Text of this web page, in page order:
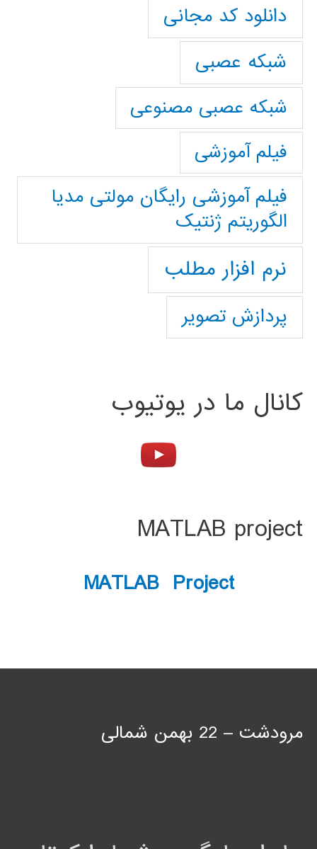
دانلود کد مجانی
شبکه عصبی
شبکه عصبی مصنوعی
فیلم آموزشی
فیلم آموزشی رایگان مولتی مدیا
الگوریتم ژنتیک
نرم افزار مطلب
پردازش تصویر
کانال ما در یوتیوب
MATLAB project
MATLAB Project
مرودشت – 22 بهمن شمالی